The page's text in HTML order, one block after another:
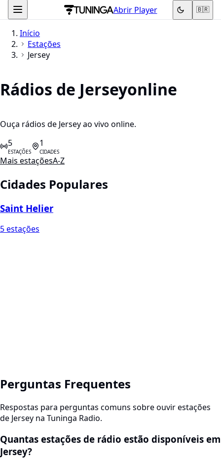
Abrir Player 🇧🇷
Início
Estações
Jersey
Rádios de Jerseyonline
Ouça rádios de Jersey ao vivo online.
5
ESTAÇÕES
1
CIDADES
Mais estaçõesA-Z
Cidades Populares
Saint Helier
5 estações
Perguntas Frequentes
Respostas para perguntas comuns sobre ouvir estações
de Jersey na Tuninga Radio.
Quantas estações de rádio estão disponíveis em
Jersey?